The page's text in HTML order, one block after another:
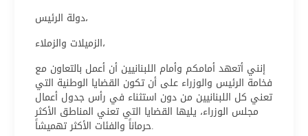
دولة الرئيس،
الزميلات والزملاء،
إنني أتعهد أمامكم وأمام اللبنانيين أن أعمل بالتعاون مع
فخامة الرئيس والوزراء على أن تكون القضايا الوطنية التي
تعني كل اللبنانيين من دون استثناء في رأس جدول أعمال
مجلس الوزراء، يليها القضايا التي تعني المناطق الأكثر
حرماناً والفئات الأكثر تهميشاً.